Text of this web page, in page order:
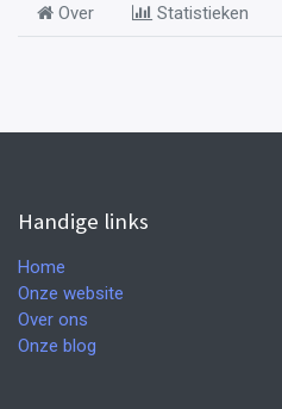
Over Statistieken
Handige links
Home
Onze website
Over ons
Onze blog